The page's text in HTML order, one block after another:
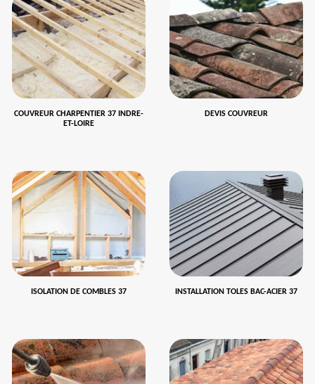
COUVREUR CHARPENTIER 37 INDRE-
ET-LOIRE
DEVIS COUVREUR
ISOLATION DE COMBLES 37 INSTALLATION TOLES BAC-ACIER 37